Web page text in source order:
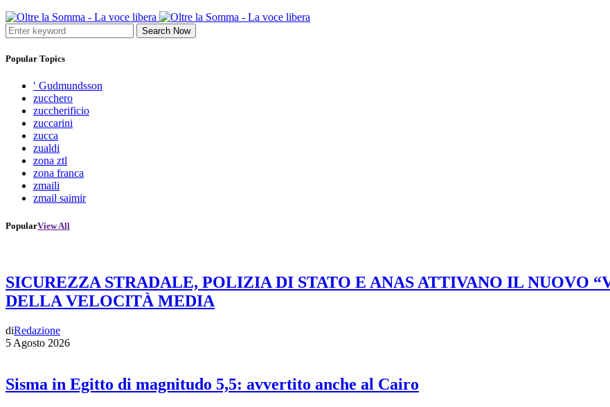
Search Now
Popular Topics
′ Gudmundsson
zucchero
zuccherificio
zuccarini
zucca
zualdi
zona ztl
zona franca
zmaili
zmail saimir
PopularView All
SICUREZZA STRADALE, POLIZIA DI STATO E ANAS ATTIVANO IL NUOVO
DELLA VELOCITÀ MEDIA
diRedazione
5 Agosto 2026
Sisma in Egitto di magnitudo 5,5: avvertito anche al Cairo